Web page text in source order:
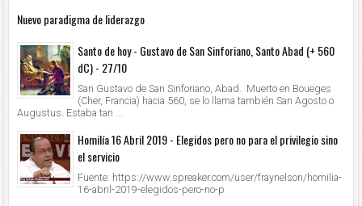
Nuevo paradigma de liderazgo
Santo de hoy - Gustavo de San Sinforiano, Santo Abad (+ 560
dC) - 27/10
San Gustavo de San Sinforiano, Abad. Muerto en Boueges
(Cher, Francia) hacia 560, se lo llama también San Agosto o
Augustus. Estaba tan ...
Homilía 16 Abril 2019 - Elegidos pero no para el privilegio sino
el servicio
Fuente: https://www.spreaker.com/user/fraynelson/homilia-
16-abril-2019-elegidos-pero-no-p